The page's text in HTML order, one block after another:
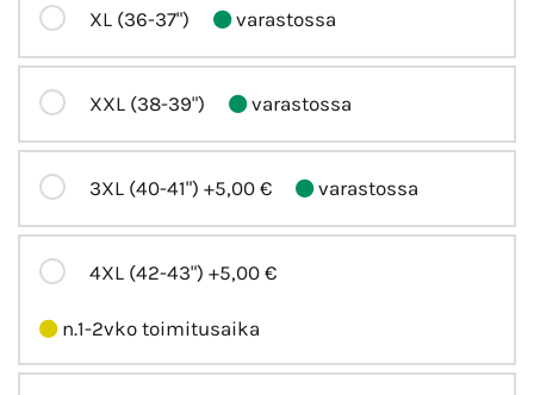
XL (36-37") varastossa
XXL (38-39") varastossa
3XL (40-41") +5,00 € varastossa
4XL (42-43") +5,00 €
n.1-2vko toimitusaika